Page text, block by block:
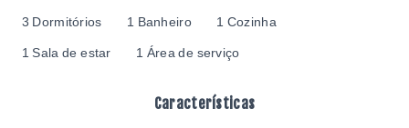
3 Dormitórios 1 Banheiro 1 Cozinha
1 Sala de estar 1 Área de serviço
Características